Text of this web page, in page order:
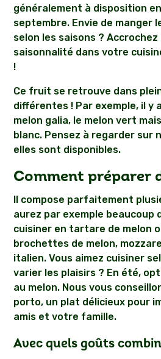
généralement à disposition
septembre. Envie de manger
selon les saisons ?
saisonnalité dans votre
!
Ce fruit se retrouve dans
différentes ! Par exemple, il y
melon galia, le melon vert
blanc. Pensez à regarder sur
elles sont disponibles.
Comment préparer
Il compose parfaitement
aurez par exemple beaucoup
cuisiner en tartare de melon
brochettes de melon,
italien. Vous aimez cuisiner
varier les plaisirs ? En été,
au melon. Nous vous
porto, un plat délicieux pour
amis et votre famille.
Avec quels goûts